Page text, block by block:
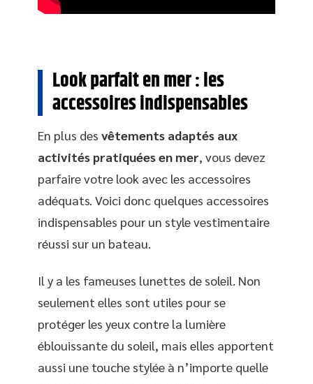
Look parfait en mer : les
accessoires indispensables
En plus des vêtements adaptés aux
activités pratiquées en mer, vous devez
parfaire votre look avec les accessoires
adéquats. Voici donc quelques accessoires
indispensables pour un style vestimentaire
réussi sur un bateau.
Il y a les fameuses lunettes de soleil. Non
seulement elles sont utiles pour se
protéger les yeux contre la lumière
éblouissante du soleil, mais elles apportent
aussi une touche stylée à n’importe quelle